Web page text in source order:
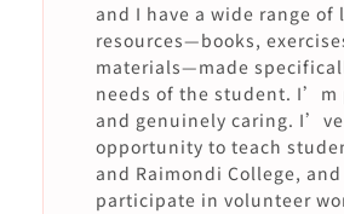
and I have a wide range of
resources—books,
materials—made
needs of the student.
and genuinely caring.
opportunity to teach
and Raimondi College,
participate in volunteer